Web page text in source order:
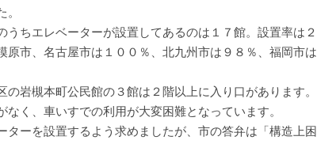
ちエレベーターが設置してあるのは１７館。設置率は２
市、名古屋市は１００％、北九州市は９８％、福岡市は
岩槻本町公民館の３館は２階以上に入り口があります。
く、車いすでの利用が大変困難となっています。
ーを設置するよう求めましたが、市の答弁は「構造上困